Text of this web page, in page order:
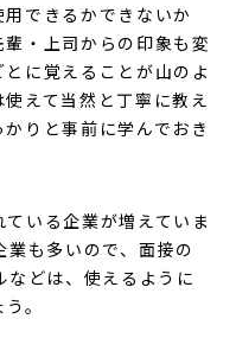
できるかできないか
・上司からの印象も変
に覚えることが山のよ
えて当然と丁寧に教え
りと事前に学んでおき
いる企業が増えていま
も多いので、面接の
どは、使えるように
。